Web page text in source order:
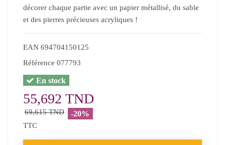
décorer chaque partie avec un papier métallisé, du sable
et des pierres précieuses acryliques !
EAN 694704150125
Référence 077793
En stock
55,692 TND
69,615 TND -20%
TTC